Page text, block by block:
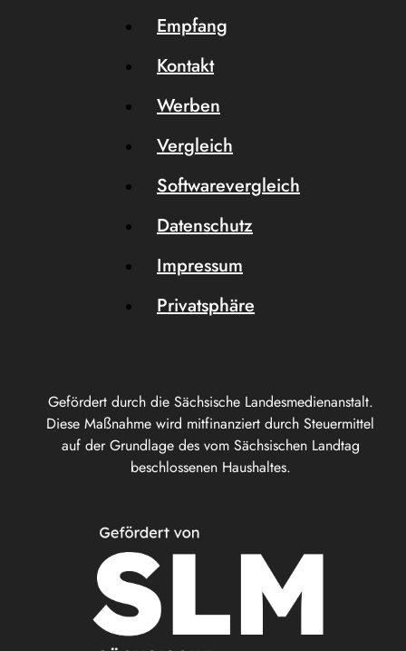
Gefördert durch die Sächsische Landesmedienanstalt.
Diese Maßnahme wird mitfinanziert durch Steuermittel
auf der Grundlage des vom Sächsischen Landtag
beschlossenen Haushaltes.
Empfang
Kontakt
Werben
Vergleich
Softwarevergleich
Datenschutz
Impressum
Privatsphäre